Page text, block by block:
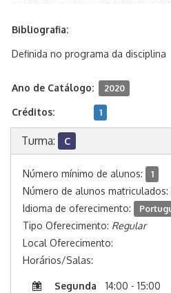
Bibliografia:
Definida no programa da disciplina
Ano de Catálogo: 2020
Créditos: 1
Turma: C
Número mínimo de alunos: 1
Número de alunos matriculados:
Idioma de oferecimento:
Tipo Oferecimento: Regular
Local Oferecimento:
Horários/Salas:
Segunda
14:00 - 15:00